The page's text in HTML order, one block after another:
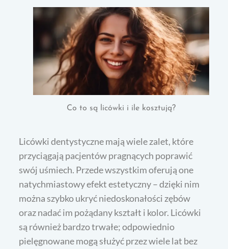
Co to są licówki i ile kosztują?
Licówki dentystyczne mają wiele zalet, które
przyciągają pacjentów pragnących poprawić
swój uśmiech. Przede wszystkim oferują one
natychmiastowy efekt estetyczny – dzięki nim
można szybko ukryć niedoskonałości zębów
oraz nadać im pożądany kształt i kolor. Licówki
są również bardzo trwałe; odpowiednio
pielęgnowane mogą służyć przez wiele lat bez